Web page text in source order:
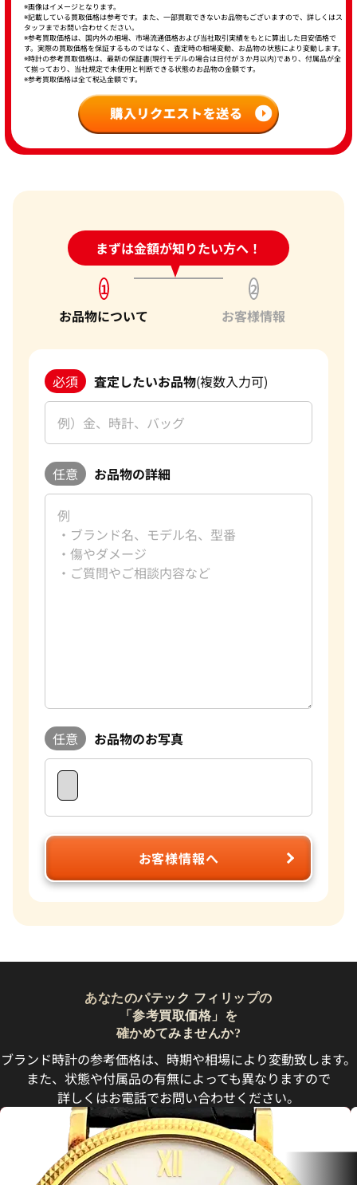
※画像はイメージとなります。
※記載している買取価格は参考です。また、一部買取できないお品物もございますので、詳しくはス
タッフまでお問い合わせください。
※参考買取価格は、国内外の相場、市場流通価格および当社取引実績をもとに算出した目安価格で
す。実際の買取価格を保証するものではなく、査定時の相場変動、お品物の状態により変動します。
※時計の参考買取価格は、最新の保証書(現行モデルの場合は日付が３か月以内)であり、付属品が全
て揃っており、当社規定で未使用と判断できる状態のお品物の金額です。
※参考買取価格は全て税込金額です。
まずは金額が知りたい方へ！
24時間受付中!問い合わせフォーム
1
お品物について
2
お客様情報
必須 査定したいお品物(複数入力可)
任意 お品物の詳細
任意 お品物のお写真
お客様情報へ
あなたのパテック フィリップの
「参考買取価格」を
確かめてみませんか?
ブランド時計の参考価格は、時期や相場により変動致します。
また、状態や付属品の有無によっても異なりますので
詳しくはお電話でお問い合わせください。